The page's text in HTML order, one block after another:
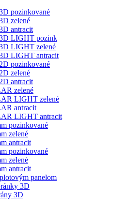
pozinkované
zelené
antracit
LIGHT pozink
LIGHT zelené
LIGHT antracit
pozinkované
zelené
antracit
zelené
LIGHT zelené
antracit
LIGHT antracit
pozinkované
zelené
antracit
pozinkované
zelené
antracit
panelom
3D
3D